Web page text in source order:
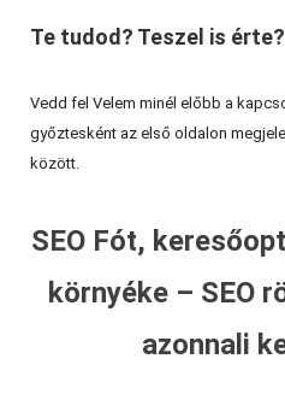
Te tudod? Teszel is érte?
Vedd fel Velem minél előbb a
győztesként az első oldalon
között.
SEO Fót,
környéke – SEO
azonnali